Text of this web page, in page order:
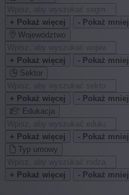
+ Pokaż więcej
- Pokaż mniej
Województwo
+ Pokaż więcej
- Pokaż mniej
Sektor
+ Pokaż więcej
- Pokaż mniej
Edukacja
+ Pokaż więcej
- Pokaż mniej
Typ umowy
+ Pokaż więcej - Pokaż mniej